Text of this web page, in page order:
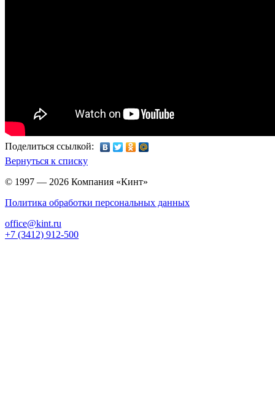
Поделиться ссылкой:
Вернуться к списку
© 1997 — 2026 Компания «Кинт»
Политика обработки персональных данных
office@kint.ru
+7 (3412) 912-500